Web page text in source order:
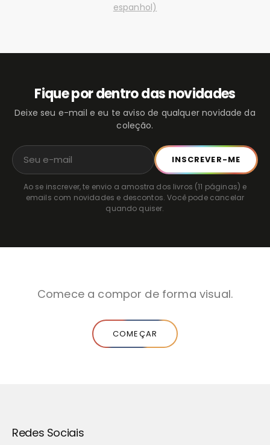
espanhol)
Fique por dentro das novidades
Deixe seu e-mail e eu te aviso de qualquer novidade da
coleção.
INSCREVER-ME
Ao se inscrever, te envio a amostra dos livros (11 páginas) e
emails com novidades e descontos. Você pode cancelar
quando quiser.
Comece a compor de forma visual.
COMEÇAR
Redes Sociais